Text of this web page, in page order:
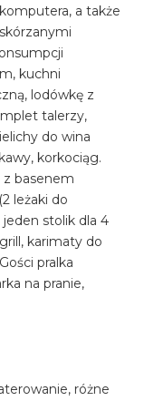
a także
kuchni
lodówkę z
talerzy,
do wina
korkociąg.
basenem
leżaki do
jeden stolik dla 4
karimaty do
pralka
na pranie,
różne